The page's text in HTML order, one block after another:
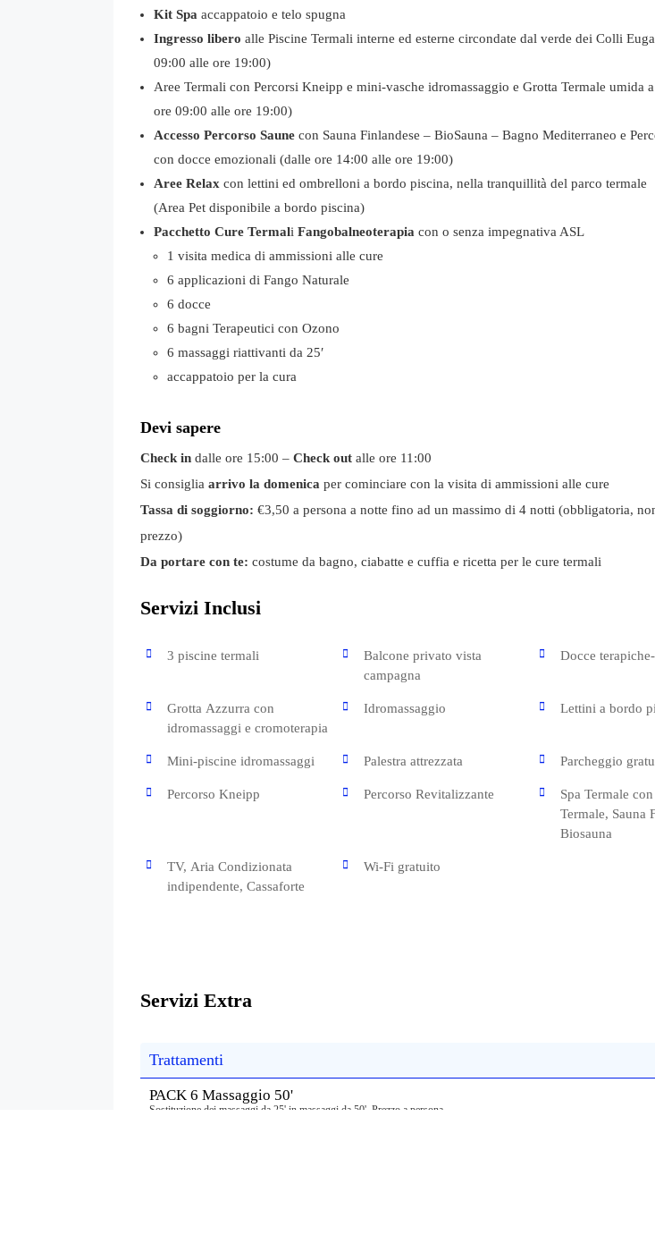
Kit Spa accappatoio e telo spugna
Ingresso libero alle Piscine Termali interne ed esterne circondate dal verde dei Colli
09:00 alle ore 19:00)
Aree Termali con Percorsi Kneipp e mini-vasche idromassaggio e Grotta Termale umida
ore 09:00 alle ore 19:00)
Accesso Percorso Saune con Sauna Finlandese – BioSauna – Bagno Mediterraneo e
con docce emozionali (dalle ore 14:00 alle ore 19:00)
Aree Relax con lettini ed ombrelloni a bordo piscina, nella tranquillità del parco termale
(Area Pet disponibile a bordo piscina)
Pacchetto Cure Termali Fangobalneoterapia con o senza impegnativa ASL
1 visita medica di ammissioni alle cure
6 applicazioni di Fango Naturale
6 docce
6 bagni Terapeutici con Ozono
6 massaggi riattivanti da 25′
accappatoio per la cura
Devi sapere
Check in dalle ore 15:00 – Check out alle ore 11:00
Si consiglia arrivo la domenica per cominciare con la visita di ammissioni alle cure
Tassa di soggiorno: €3,50 a persona a notte fino ad un massimo di 4 notti (obbligatoria,
prezzo)
Da portare con te: costume da bagno, ciabatte e cuffia e ricetta per le cure termali
Servizi Inclusi
3 piscine termali
Balcone privato vista
campagna
Docce
Grotta Azzurra con
idromassaggi e cromoterapia
Idromassaggio Lettini a bordo
Mini-piscine idromassaggi Palestra attrezzata Parcheggio
Percorso Kneipp Percorso Revitalizzante
Spa Termale
Termale, Sauna
Biosauna
TV, Aria Condizionata
indipendente, Cassaforte
Wi-Fi gratuito
Servizi Extra
Trattamenti
PACK 6 Massaggio 50'
Sostituzione dei massaggi da 25' in massaggi da 50'. Prezzo a persona.